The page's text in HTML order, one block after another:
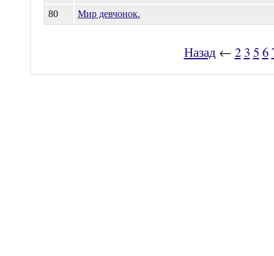
80
Мир девчонок.
Назад← 2 3 5 6